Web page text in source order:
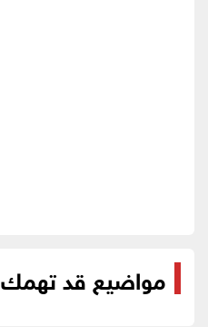
مواضيع قد تهمك